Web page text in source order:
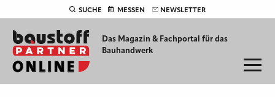
SUCHE MESSEN NEWSLETTER
Das Magazin & Fachportal für das
Bauhandwerk